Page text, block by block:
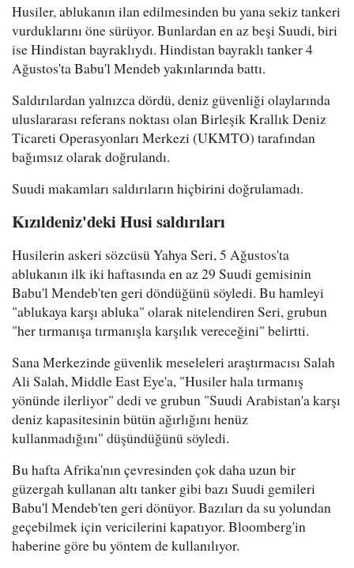
Husiler, ablukanın ilan edilmesinden bu yana sekiz tankeri
vurduklarını öne sürüyor. Bunlardan en az beşi Suudi, biri
ise Hindistan bayraklıydı. Hindistan bayraklı tanker 4
Ağustos'ta Babu'l Mendeb yakınlarında battı.
Saldırılardan yalnızca dördü, deniz güvenliği olaylarında
uluslararası referans noktası olan Birleşik Krallık Deniz
Ticareti Operasyonları Merkezi (UKMTO) tarafından
bağımsız olarak doğrulandı.
Suudi makamları saldırıların hiçbirini doğrulamadı.
Kızıldeniz'deki Husi saldırıları
Husilerin askeri sözcüsü Yahya Seri, 5 Ağustos'ta
ablukanın ilk iki haftasında en az 29 Suudi gemisinin
Babu'l Mendeb'ten geri döndüğünü söyledi. Bu hamleyi
"ablukaya karşı abluka" olarak nitelendiren Seri, grubun
"her tırmanışa tırmanışla karşılık vereceğini" belirtti.
Sana Merkezinde güvenlik meseleleri araştırmacısı Salah
Ali Salah, Middle East Eye'a, "Husiler hala tırmanış
yönünde ilerliyor" dedi ve grubun "Suudi Arabistan'a karşı
deniz kapasitesinin bütün ağırlığını henüz
kullanmadığını" düşündüğünü söyledi.
Bu hafta Afrika'nın çevresinden çok daha uzun bir
güzergah kullanan altı tanker gibi bazı Suudi gemileri
Babu'l Mendeb'ten geri dönüyor. Bazıları da su yolundan
geçebilmek için vericilerini kapatıyor. Bloomberg'in
haberine göre bu yöntem de kullanılıyor.